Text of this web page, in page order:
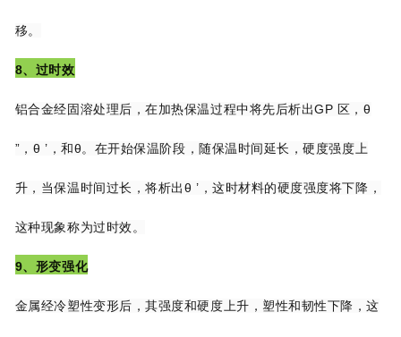
移。
8、过时效
铝合金经固溶处理后，在加热保温过程中将先后析出GP 区，θ
”，θ ’，和θ。在开始保温阶段，随保温时间延长，硬度强度上
升，当保温时间过长，将析出θ ’，这时材料的硬度强度将下降，
这种现象称为过时效。
9、形变强化
金属经冷塑性变形后，其强度和硬度上升，塑性和韧性下降，这